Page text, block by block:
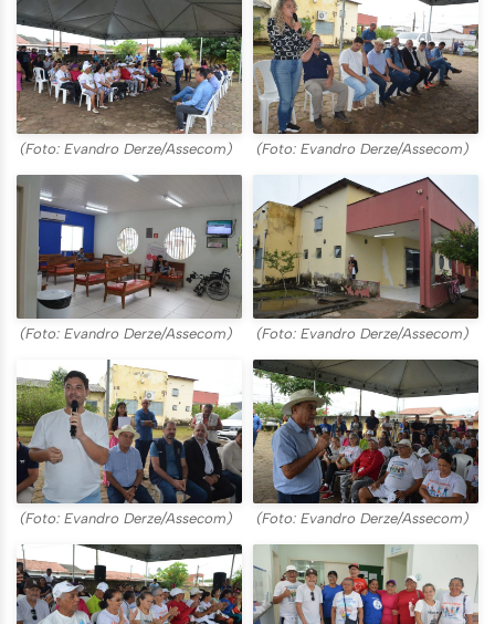
(Foto: Evandro Derze/Assecom) (Foto: Evandro Derze/Assecom)
(Foto: Evandro Derze/Assecom) (Foto: Evandro Derze/Assecom)
(Foto: Evandro Derze/Assecom) (Foto: Evandro Derze/Assecom)